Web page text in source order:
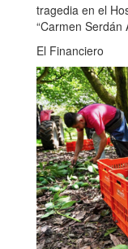
tragedia en el
“Carmen Serdán
El Financiero